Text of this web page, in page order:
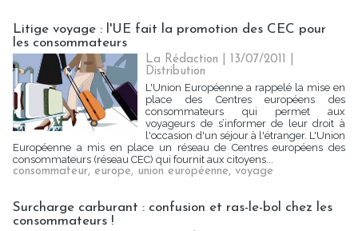
Litige voyage : l'UE fait la promotion des CEC pour
les consommateurs
La Rédaction | 13/07/2011
Distribution
L'Union Européenne a rappelé la mise en
place des Centres européens des
consommateurs qui permet aux
voyageurs de s’informer de leur droit à
l'occasion d'un séjour à l'étranger. L'Union
Européenne a mis en place un réseau de Centres européens des
consommateurs (réseau CEC) qui fournit aux citoyens...
consommateur, europe, union européenne, voyage
Surcharge carburant : confusion et ras-le-bol chez les
consommateurs !